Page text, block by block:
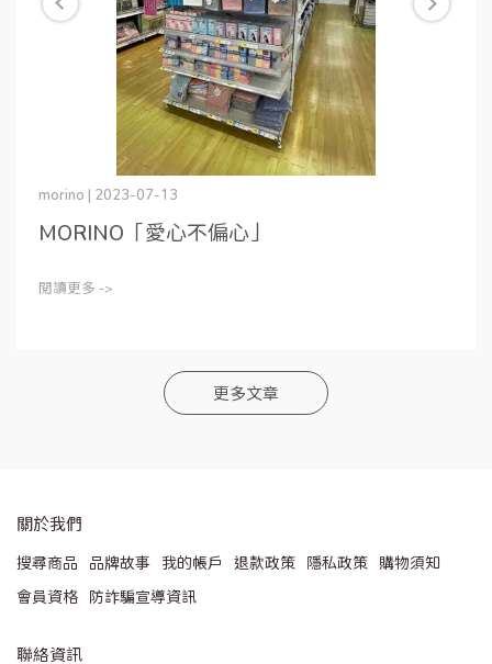
morino | 2023-07-13
MORINO「愛心不偏心」
閱讀更多 ->
更多文章
關於我們
搜尋商品 品牌故事 我的帳戶 退款政策 隱私政策
購物須知
會員資格
防詐騙宣導資訊
聯絡資訊